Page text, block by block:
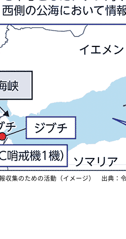
収集のための活動（イメージ） 出典：